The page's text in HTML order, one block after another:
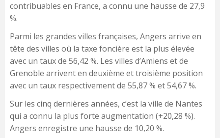
contribuables en France, a connu une hausse de 27,9
%.
Parmi les grandes villes françaises, Angers arrive en
tête des villes où la taxe foncière est la plus élevée
avec un taux de 56,42 %. Les villes d’Amiens et de
Grenoble arrivent en deuxième et troisième position
avec un taux respectivement de 55,87 % et 54,67 %.
Sur les cinq dernières années, c’est la ville de Nantes
qui a connu la plus forte augmentation (+20,28 %).
Angers enregistre une hausse de 10,20 %.